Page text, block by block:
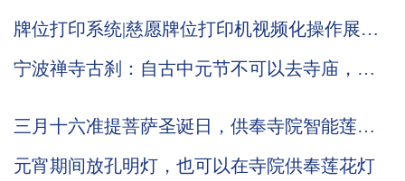
牌位打印系统|慈愿牌位打印机视频化操作展
宁波禅寺古刹：自古中元节不可以去寺庙，野
三月十六准提菩萨圣诞日，供奉寺院智能莲花
元宵期间放孔明灯，也可以在寺院供奉莲花灯